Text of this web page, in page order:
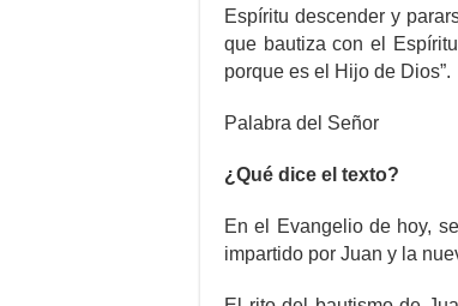
Espíritu descender y
que bautiza con el
porque es el Hijo de Dios”.
Palabra del Señor
¿Qué dice el texto?
En el Evangelio de hoy,
impartido por Juan y la